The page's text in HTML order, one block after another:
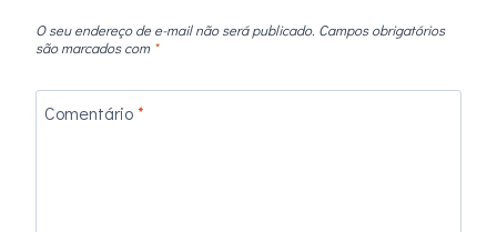
O seu endereço de e-mail não será publicado. Campos obrigatórios
são marcados com *
Comentário*